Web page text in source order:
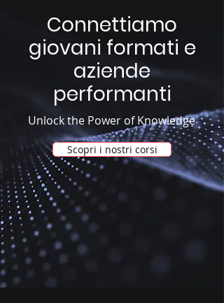
Connettiamo
giovani formati e
aziende
performanti
Unlock the Power of Knowledge
Scopri i nostri corsi